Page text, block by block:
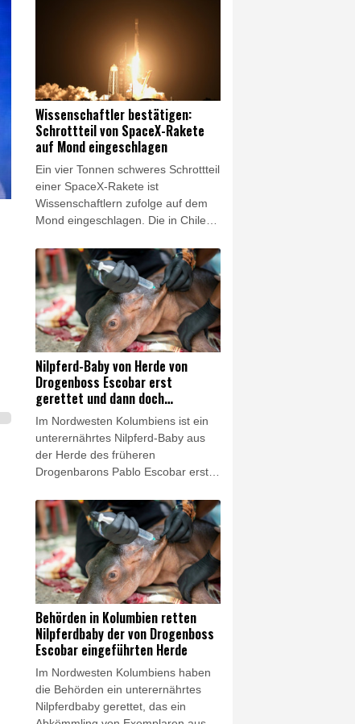
in dem Ort im Kreis Plön ein
lebloses Kleinkind, bei dem es sich
mit großer Wahrscheinlichkeit um
das gesuchte autistische Mädchen
handelt, wie die Polizei in Kiel
mitteilte.
Wissenschaftler bestätigen:
Schrottteil von SpaceX-Rakete
auf Mond eingeschlagen
Ein vier Tonnen schweres Schrottteil
einer SpaceX-Rakete ist
Wissenschaftlern zufolge auf dem
Mond eingeschlagen. Die in Chile
Südsternwarte (ESO) teilte am
Mittwoch mit, dass sie mit Hilfe ihres
hochentwickelten Very Large
Telescope (VLT) entsprechende
"Spektrallinien" entdeckt habe. Der
Aufprall habe sich genau so
ereignet wie erwartet.
Nilpferd-Baby von Herde von
Drogenboss Escobar erst
gerettet und dann doch
gestorben
Im Nordwesten Kolumbiens ist ein
unterernährtes Nilpferd-Baby aus
der Herde des früheren
Drogenbarons Pablo Escobar erst
gestorben. Das Tier war getrennt
von seiner Mutter in einem Gebüsch
an einem Fluss in der Gemeinde
Puerto Nare in Antioquia entdeckt
und in Obhut genommen worden.
Es sprach nach Angaben des
verantwortlichen Tierarztes aber
letztlich "nicht angemessen auf die
Behandlung an und verstarb" am
Mittwoch.
Behörden in Kolumbien retten
Nilpferdbaby der von Drogenboss
Escobar eingeführten Herde
Im Nordwesten Kolumbiens haben
die Behörden ein unterernährtes
Nilpferdbaby gerettet, das ein